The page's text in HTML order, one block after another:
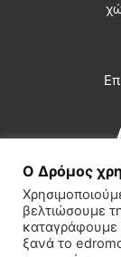
Ο Δρόμος
βελτιώσουμε
καταγράφουμε
ξανά το